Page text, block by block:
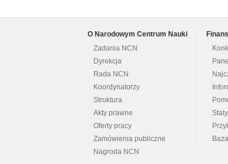
O Narodowym Centrum Nauki
Zadania NCN
Dyrekcja
Rada NCN
Koordynatorzy
Struktura
Akty prawne
Oferty pracy
Zamówienia publiczne
Nagroda NCN